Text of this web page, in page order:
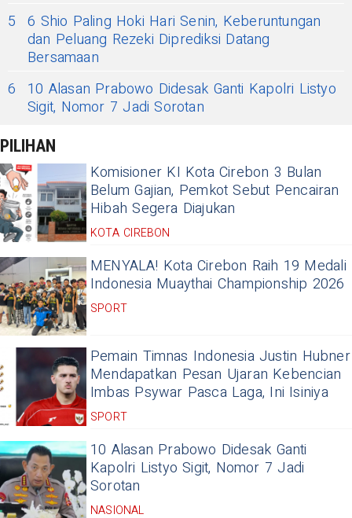
5 6 Shio Paling Hoki Hari Senin, Keberuntungan
dan Peluang Rezeki Diprediksi Datang
Bersamaan
6
10 Alasan Prabowo Didesak Ganti Kapolri Listyo
Sigit, Nomor 7 Jadi Sorotan
PILIHAN
Komisioner KI Kota Cirebon 3 Bulan
Belum Gajian, Pemkot Sebut Pencairan
Hibah Segera Diajukan
KOTA CIREBON
MENYALA! Kota Cirebon Raih 19 Medali
Indonesia Muaythai Championship 2026
SPORT
Pemain Timnas Indonesia Justin Hubner
Mendapatkan Pesan Ujaran Kebencian
Imbas Psywar Pasca Laga, Ini Isiniya
SPORT
10 Alasan Prabowo Didesak Ganti
Kapolri Listyo Sigit, Nomor 7 Jadi
Sorotan
NASIONAL